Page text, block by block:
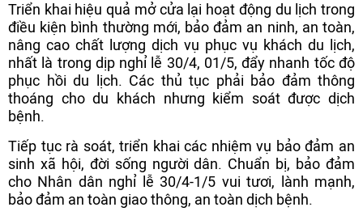
Triển khai hiệu quả mở cửa lại hoạt động du lịch trong
điều kiện bình thường mới, bảo đảm an ninh, an toàn,
nâng cao chất lượng dịch vụ phục vụ khách du lịch,
nhất là trong dịp nghỉ lễ 30/4, 01/5, đẩy nhanh tốc độ
phục hồi du lịch. Các thủ tục phải bảo đảm thông
thoáng cho du khách nhưng kiểm soát được dịch
bệnh.
Tiếp tục rà soát, triển khai các nhiệm vụ bảo đảm an
sinh xã hội, đời sống người dân. Chuẩn bị, bảo đảm
cho Nhân dân nghỉ lễ 30/4-1/5 vui tươi, lành mạnh,
bảo đảm an toàn giao thông, an toàn dịch bệnh.